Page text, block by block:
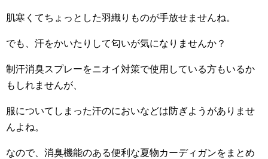
肌寒くてちょっとした羽織りものが手放せませんね。
でも、汗をかいたりして匂いが気になりませんか？
制汗消臭スプレーをニオイ対策で使用している方もいるか
もしれませんが、
服についてしまった汗のにおいなどは防ぎようがありませ
んよね。
なので、消臭機能のある便利な夏物カーディガンをまとめ